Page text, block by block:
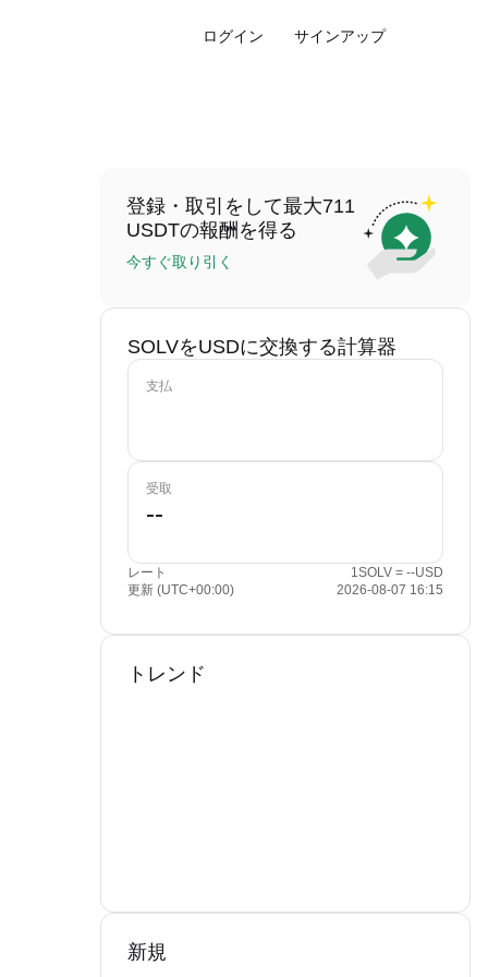
ログイン サインアップ
登録・取引をして最大711
USDTの報酬を得る
今すぐ取り引く
SOLVをUSDに交換する計算器
支払
受取
レート
1SOLV = --USD
更新 (UTC+00:00)
2026-08-07 16:15
トレンド
新規